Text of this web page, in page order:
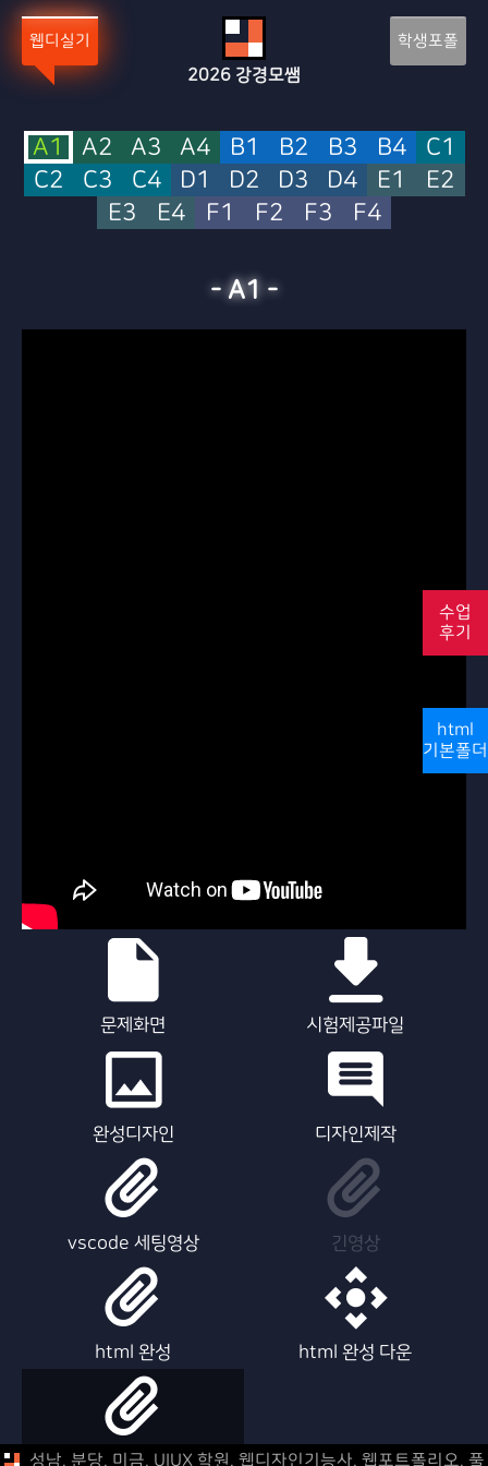
웹디실기 학생포폴
2026 강경모쌤
A1 A2 A3 A4 B1 B2 B3 B4
C1
C2
C3 C4 D1 D2 D3 D4 E1
E2
E3
E4 F1 F2 F3 F4
-A1 -
문제화면 시험제공파일
완성디자인 디자인제작
vscode 세팅영상 긴영상
html 완성 html 완성 다운
html 제작영상
수업
후기
html
기본폴더
성남, 분당, 미금, UIUX 학원, 웹디자인기능사, 웹포트폴리오, 풀